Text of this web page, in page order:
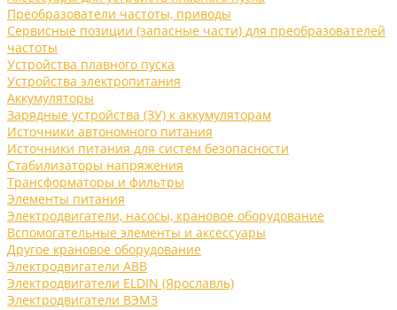
Преобразователи частоты, приводы
Сервисные позиции (запасные части) для преобразователей
частоты
Устройства плавного пуска
Устройства электропитания
Аккумуляторы
Зарядные устройства (ЗУ) к аккумуляторам
Источники автономного питания
Источники питания для систем безопасности
Стабилизаторы напряжения
Трансформаторы и фильтры
Элементы питания
Электродвигатели, насосы, крановое оборудование
Вспомогательные элементы и аксессуары
Другое крановое оборудование
Электродвигатели ABB
Электродвигатели ELDIN (Ярославль)
Электродвигатели ВЭМЗ